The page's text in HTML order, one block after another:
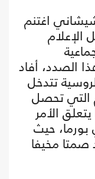
اغتنم
الصدد، أفاد
تتدخل
التي تحصل
الأمر
حيث
صمتا مخيفا